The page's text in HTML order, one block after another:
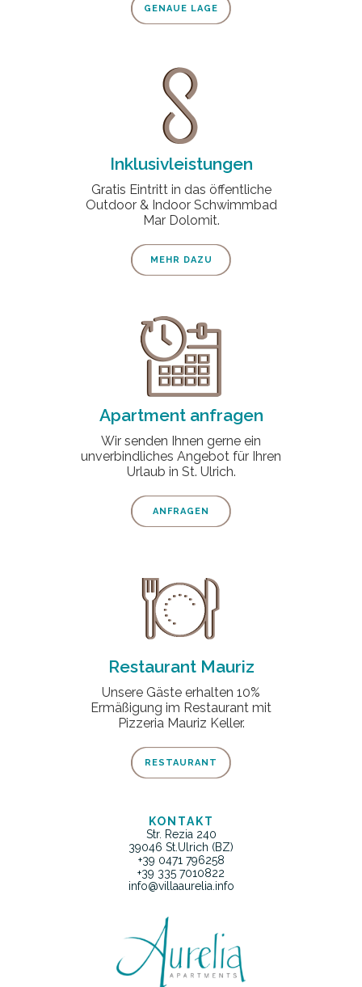
GENAUE LAGE
Inklusivleistungen
Gratis Eintritt in das öffentliche
Outdoor & Indoor Schwimmbad
Mar Dolomit.
MEHR DAZU
Apartment anfragen
Wir senden Ihnen gerne ein
unverbindliches Angebot für Ihren
Urlaub in St. Ulrich.
ANFRAGEN
Restaurant Mauriz
Unsere Gäste erhalten 10%
Ermäßigung im Restaurant mit
Pizzeria Mauriz Keller.
RESTAURANT
KONTAKT
Str. Rezia 240
39046 St.Ulrich (BZ)
+39 0471 796258
+39 335 7010822
info@villaaurelia.info